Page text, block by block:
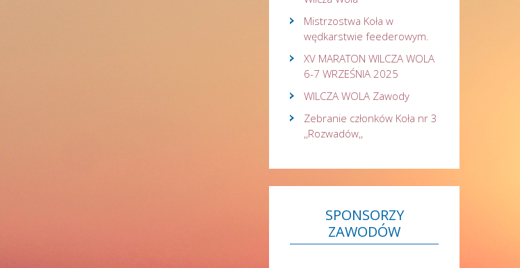
Mistrzostwa Koła w
wędkarstwie feederowym.
XV MARATON WILCZA WOLA
6-7 WRZEŚNIA 2025
WILCZA WOLA Zawody
Zebranie członków Koła nr 3
,,Rozwadów,,
SPONSORZY
ZAWODÓW